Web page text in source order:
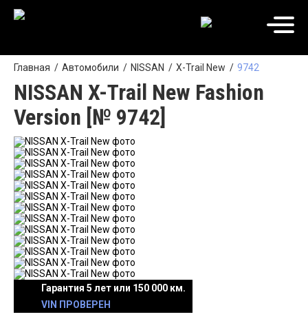
Главная Автомобили NISSAN X-Trail New 9742
NISSAN X-Trail New Fashion
Version [№ 9742]
Гарантия 5 лет или 150 000 км.
VIN ПРОВЕРЕН